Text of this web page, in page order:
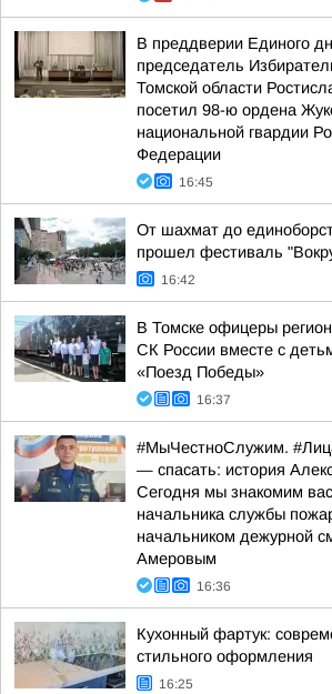
В преддверии Единого
председатель
Томской области
посетил 98-ю ордена
национальной гвардии
Федерации
16:45
От шахмат до
прошел фестиваль
16:42
В Томске офицеры
СК России вместе с
«Поезд Победы»
16:37
#МыЧестноСлужим.
— спасать: история
Сегодня мы знакомим
начальника службы
начальником дежурной
Амеровым
16:36
Кухонный фартук:
стильного оформления
16:25